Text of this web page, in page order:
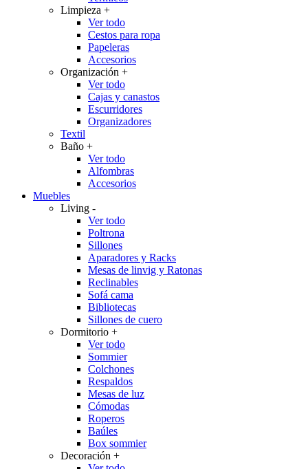
Limpieza +
Ver todo
Cestos para ropa
Papeleras
Accesorios
Organización +
Ver todo
Cajas y canastos
Escurridores
Organizadores
Textil
Baño +
Ver todo
Alfombras
Accesorios
Muebles
Living -
Ver todo
Poltrona
Sillones
Aparadores y Racks
Mesas de linvig y Ratonas
Reclinables
Sofá cama
Bibliotecas
Sillones de cuero
Dormitorio +
Ver todo
Sommier
Colchones
Respaldos
Mesas de luz
Cómodas
Roperos
Baúles
Box sommier
Decoración +